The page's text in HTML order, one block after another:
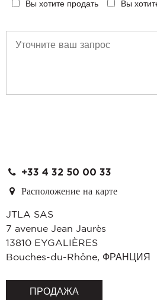
Вы хотите продать Вы
+33 4 32 50 00 33
Расположение на карте
JTLA SAS
7 avenue Jean Jaurès
13810 EYGALIÈRES
Bouches-du-Rhône, ФРАНЦИЯ
ПРОДАЖА